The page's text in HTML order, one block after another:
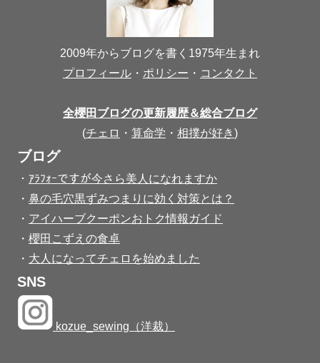
2009年からブログを書く1975年生まれ
プロフィール ・ ポリシー ・ コンタクト
全櫻田ブログの更新履歴＆総合ブログ
(チェロ ・ 算命学 ・ 相撲が好き)
ブログ
・ ｱﾗﾌｫｰですが今さら美人になれますか
・ 鼻の毛穴黒ずみつまりに効く対策とは？
・ アイハーブクーポンおトク情報ガイド
・ 櫻田こずえの食卓
・ 大人になってチェロを始めました
SNS
kozue_sewing（洋裁）